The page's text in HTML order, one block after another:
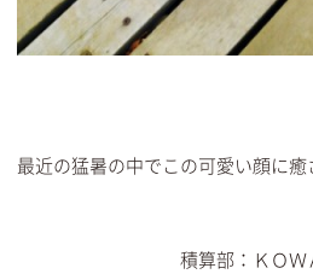
最近の猛暑の中でこの可愛い顔に
積算部：ＫＯＷ